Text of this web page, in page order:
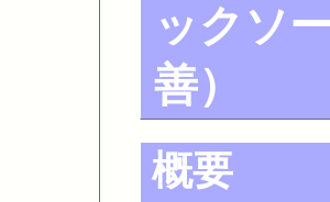
ックソ
善）
概要